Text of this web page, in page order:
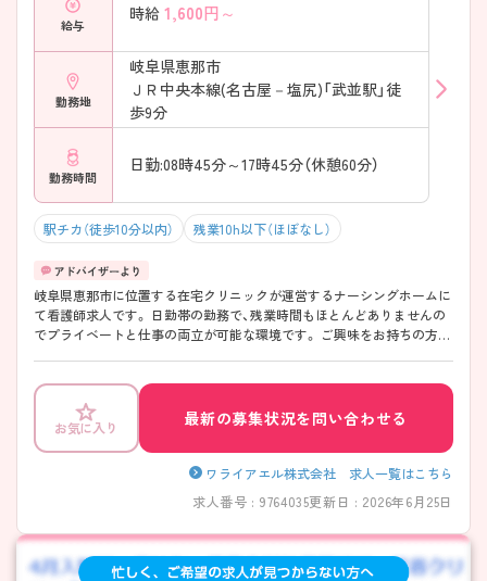
給与
時給 1,600円～
勤務地
岐阜県恵那市
ＪＲ中央本線(名古屋－塩尻)「武並駅」徒
歩9分
勤務時間
日勤:08時45分～17時45分（休憩60分）
駅チカ（徒歩10分以内） 残業10h以下（ほぼなし）
岐阜県恵那市に位置する在宅クリニックが運営するナーシングホームに
て看護師求人です。 日勤帯の勤務で、残業時間もほとんどありませんの
でプライベートと仕事の両立が可能な環境です。 ご興味をお持ちの方に
お気に入り 最新の募集状況を問い合わせる
ワライアエル株式会社 求人一覧はこちら
求人番号 : 9764035更新日 : 2026年6月25日